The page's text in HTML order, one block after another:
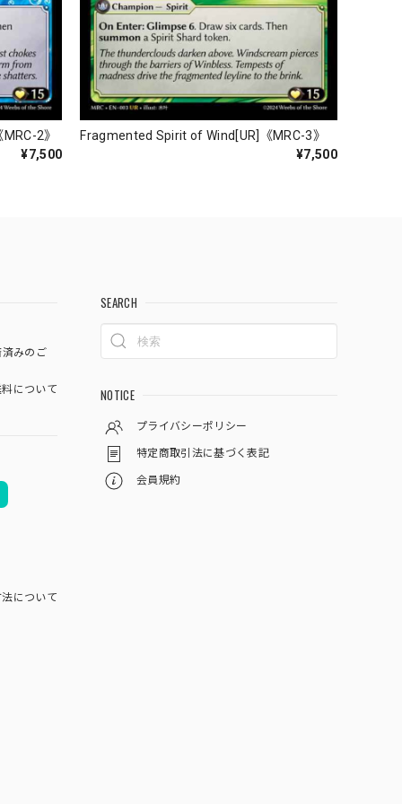
2》
¥7,500
Fragmented Spirit of Wind[UR]《MRC-3》
¥7,500
みのご
について
について
SEARCH
NOTICE
プライバシーポリシー
特定商取引法に基づく表記
会員規約